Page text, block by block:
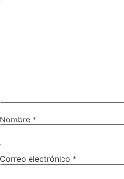
Nombre *
Correo electrónico *